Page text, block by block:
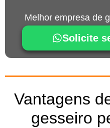
Melhor empresa de
Solicite
Vantagens
gesseiro